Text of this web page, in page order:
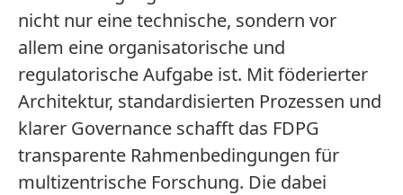
nicht nur eine technische, sondern vor
allem eine organisatorische und
regulatorische Aufgabe ist. Mit föderierter
Architektur, standardisierten Prozessen und
klarer Governance schafft das FDPG
transparente Rahmenbedingungen für
multizentrische Forschung. Die dabei